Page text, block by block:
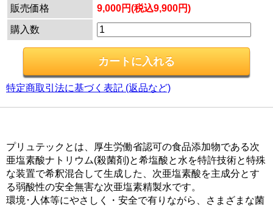
販売価格 9,000円(税込9,900円)
購入数
特定商取引法に基づく表記 (返品など)
プリュテックとは、厚生労働省認可の食品添加物である次
亜塩素酸ナトリウム(殺菌剤)と希塩酸と水を特許技術と特殊
な装置で希釈混合して生成した、次亜塩素酸を主成分とす
る弱酸性の安全無害な次亜塩素精製水です。
環境･人体等にやさしく・安全で有りながら、さまざまな菌